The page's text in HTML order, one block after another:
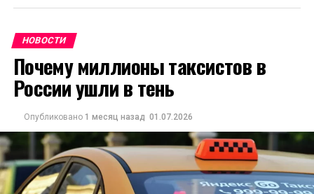
НОВОСТИ
Почему миллионы таксистов в
России ушли в тень
Опубликовано 1 месяц назад 01.07.2026